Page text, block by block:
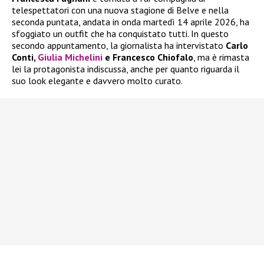
telespettatori con una nuova stagione di Belve e nella
seconda puntata, andata in onda martedì 14 aprile 2026, ha
sfoggiato un outfit che ha conquistato tutti. In questo
secondo appuntamento, la giornalista ha intervistato Carlo
Conti, Giulia Michelini e Francesco Chiofalo , ma è rimasta
lei la protagonista indiscussa, anche per quanto riguarda il
suo look elegante e davvero molto curato.